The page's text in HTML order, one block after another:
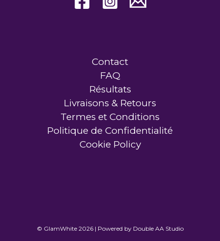
Contact
FAQ
Résultats
Livraisons & Retours
Termes et Conditions
Politique de Confidentialité
Cookie Policy
© GlamWhite 2026 | Powered by Double AA Studio